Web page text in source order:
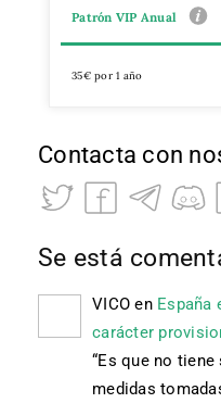
Patrón VIP Anual
35€ por 1 año
Contacta con
Se está
VICO en España
carácter
“Es que no tiene
medidas